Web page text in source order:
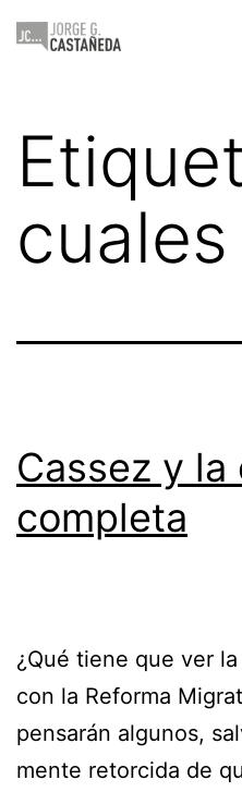
Saltar
Jorge
cuales
Cassez y la
completa
¿Qué tiene que ver
con la Reforma
pensarán algunos,
mente retorcida de